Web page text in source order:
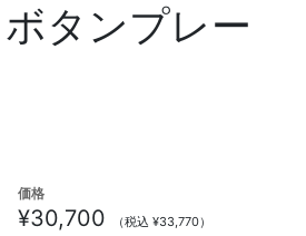
タンプレー
価格
¥30,700 （税込 ¥33,770）